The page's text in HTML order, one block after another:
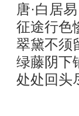
唐·白居易
征途行色
翠黛不须
绿藤阴下
处处回头